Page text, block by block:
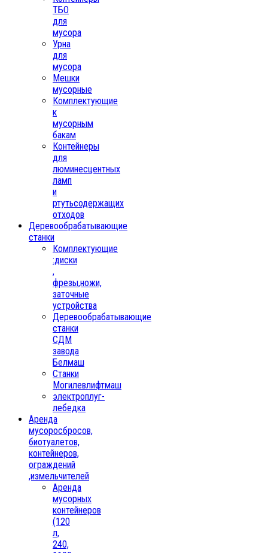
ТБО
для
мусора
Урна
для
мусора
Мешки
мусорные
Комплектующие
к
мусорным
бакам
Контейнеры
для
люминесцентных
ламп
и
ртутьсодержащих
отходов
Деревообрабатывающие
станки
Комплектующие
:диски
,
фрезы,ножи,
заточные
устройства
Деревообрабатывающие
станки
СДМ
завода
Белмаш
Станки
Могилевлифтмаш
электроплуг-
лебедка
Аренда
мусоросбросов,
биотуалетов,
контейнеров,
ограждений
,измельчителей
Аренда
мусорных
контейнеров
(120
л,
240,